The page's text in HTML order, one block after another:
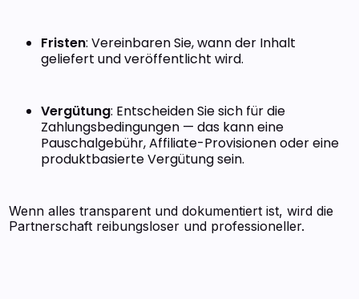
Fristen: Vereinbaren Sie, wann der Inhalt
geliefert und veröffentlicht wird.
Vergütung: Entscheiden Sie sich für die
Zahlungsbedingungen — das kann eine
Pauschalgebühr, Affiliate-Provisionen oder eine
produktbasierte Vergütung sein.
Wenn alles transparent und dokumentiert ist, wird die
Partnerschaft reibungsloser und professioneller.